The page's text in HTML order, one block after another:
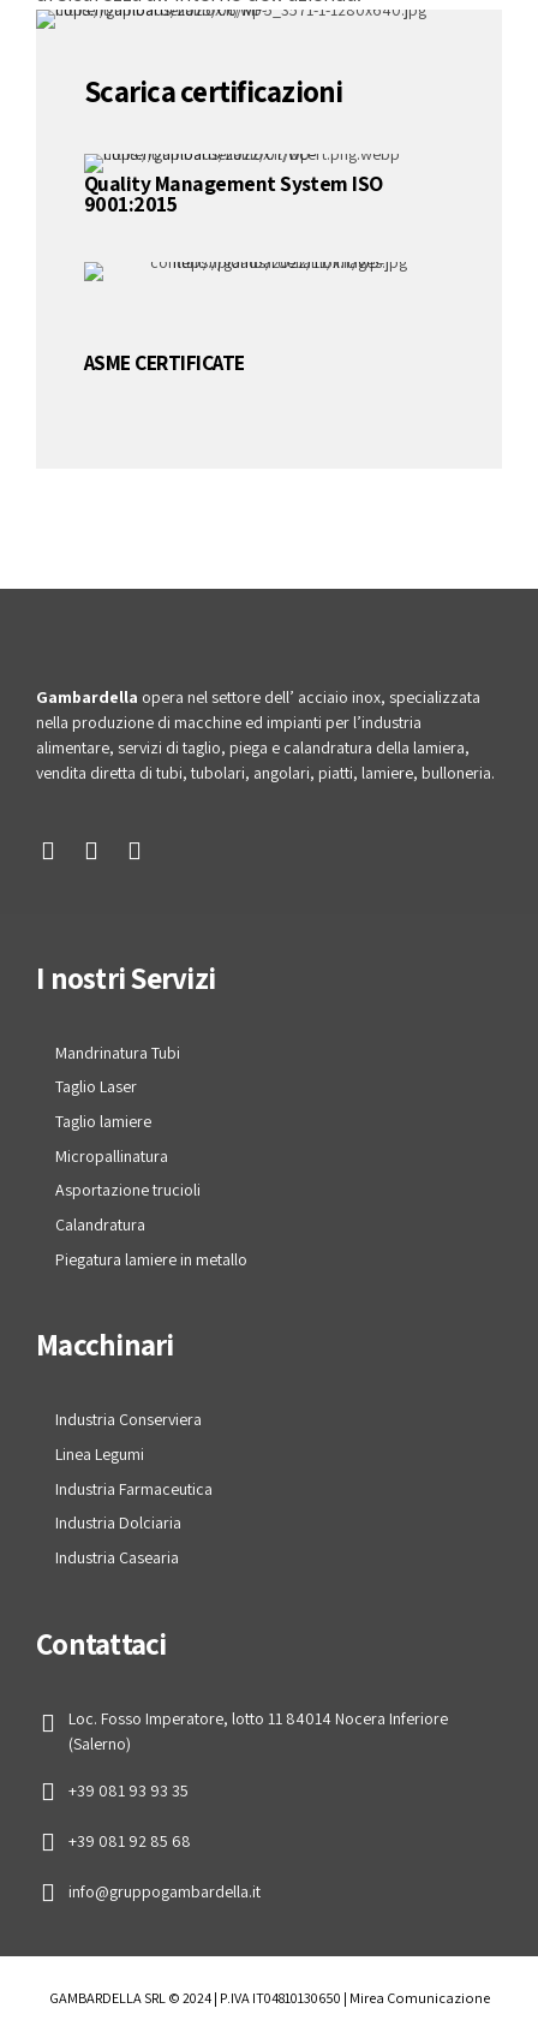
Scarica certificazioni
Quality Management System ISO
9001:2015
ASME CERTIFICATE
Gambardella opera nel settore dell’ acciaio inox, specializzata
nella produzione di macchine ed impianti per l’industria
alimentare, servizi di taglio, piega e calandratura della lamiera,
vendita diretta di tubi, tubolari, angolari, piatti, lamiere, bulloneria.
I nostri Servizi
Mandrinatura Tubi
Taglio Laser
Taglio lamiere
Micropallinatura
Asportazione trucioli
Calandratura
Piegatura lamiere in metallo
Macchinari
Industria Conserviera
Linea Legumi
Industria Farmaceutica
Industria Dolciaria
Industria Casearia
Contattaci
Loc. Fosso Imperatore, lotto 11 84014 Nocera Inferiore
(Salerno)
+39 081 93 93 35
+39 081 92 85 68
info@gruppogambardella.it
GAMBARDELLA SRL © 2024 | P.IVA IT04810130650 | Mirea Comunicazione